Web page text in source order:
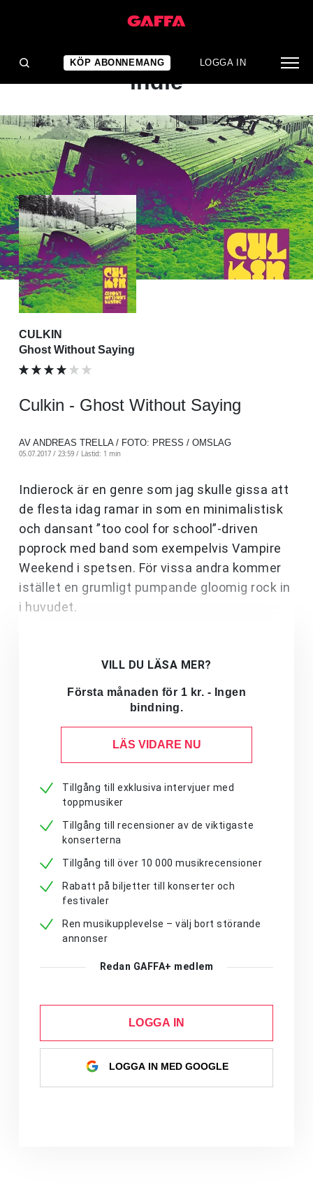
KÖP ABONNEMANG LOGGA IN
ALBUMRECENSION
Behövlig rå och murrig
indie
CULKIN
Ghost Without Saying
Culkin - Ghost Without Saying
AV ANDREAS TRELLA / FOTO: PRESS / OMSLAG
05.07.2017 / 23:59 / Lästid: 1 min
Indierock är en genre som jag skulle gissa att
de flesta idag ramar in som en minimalistisk
och dansant ”too cool for school”-driven
poprock med band som exempelvis Vampire
Weekend i spetsen. För vissa andra kommer
istället en grumligt pumpande gloomig rock in
i huvudet.
VILL DU LÄSA MER?
Första månaden för 1 kr. - Ingen
bindning.
LÄS VIDARE NU
Tillgång till exklusiva intervjuer med
toppmusiker
Tillgång till recensioner av de viktigaste
konserterna
Tillgång till över 10 000 musikrecensioner
Rabatt på biljetter till konserter och
festivaler
Ren musikupplevelse – välj bort störande
annonser
Redan GAFFA+ medlem
LOGGA IN
LOGGA IN MED GOOGLE